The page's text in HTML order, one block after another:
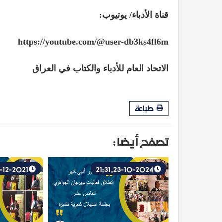
قناة الأدباء/ يوتيوب:
https://youtube.com/@user-db3ks4fl6m
الاتحاد العام للأدباء والكتاب في العراق
طباعة
تصفح أيضاً :
17-12-2021, 12:34